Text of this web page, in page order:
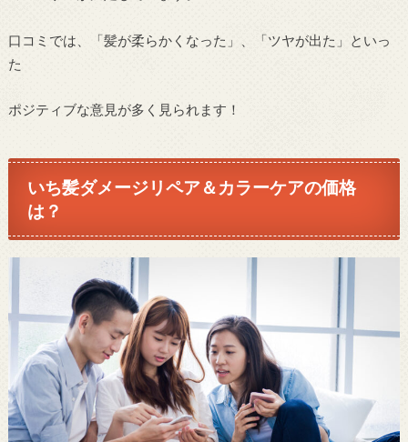
口コミでは、「髪が柔らかくなった」、「ツヤが出た」といっ
た
ポジティブな意見が多く見られます！
いち髪ダメージリペア＆カラーケアの価格
は？